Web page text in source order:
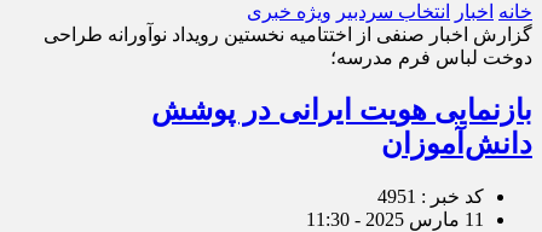
خانه اخبار انتخاب سردبیر ویژه خبری
گزارش اخبار صنفی از اختتامیه نخستین رویداد نوآورانه طراحی
دوخت لباس فرم مدرسه؛
بازنمایی هویت ایرانی در پوشش
دانش‌آموزان
کد خبر : 4951
11 مارس 2025 - 11:30